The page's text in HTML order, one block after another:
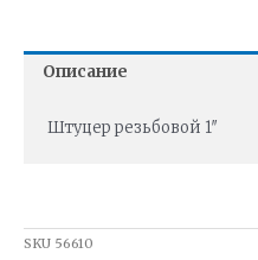
Описание
Штуцер резьбовой 1″
SKU 56610